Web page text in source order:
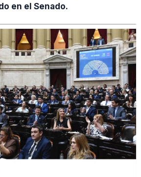
en el Senado.